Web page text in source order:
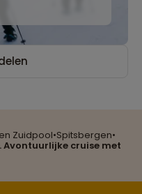
Zuidpool•Spitsbergen•
Avontuurlijke cruise met